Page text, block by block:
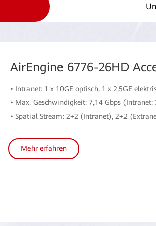
AirEngine 6776-26HD
• Intranet: 1 x 10GE optisch, 1 x 2,5GE
• Max. Geschwindigkeit: 7,14 Gbps (Intranet:
• Spatial Stream: 2+2 (Intranet), 2+2
Mehr erfahren